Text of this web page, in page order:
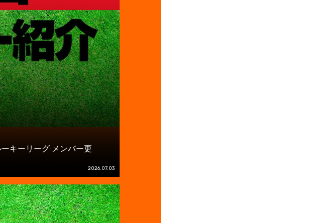
キーリーグ メンバー更
2026.07.03